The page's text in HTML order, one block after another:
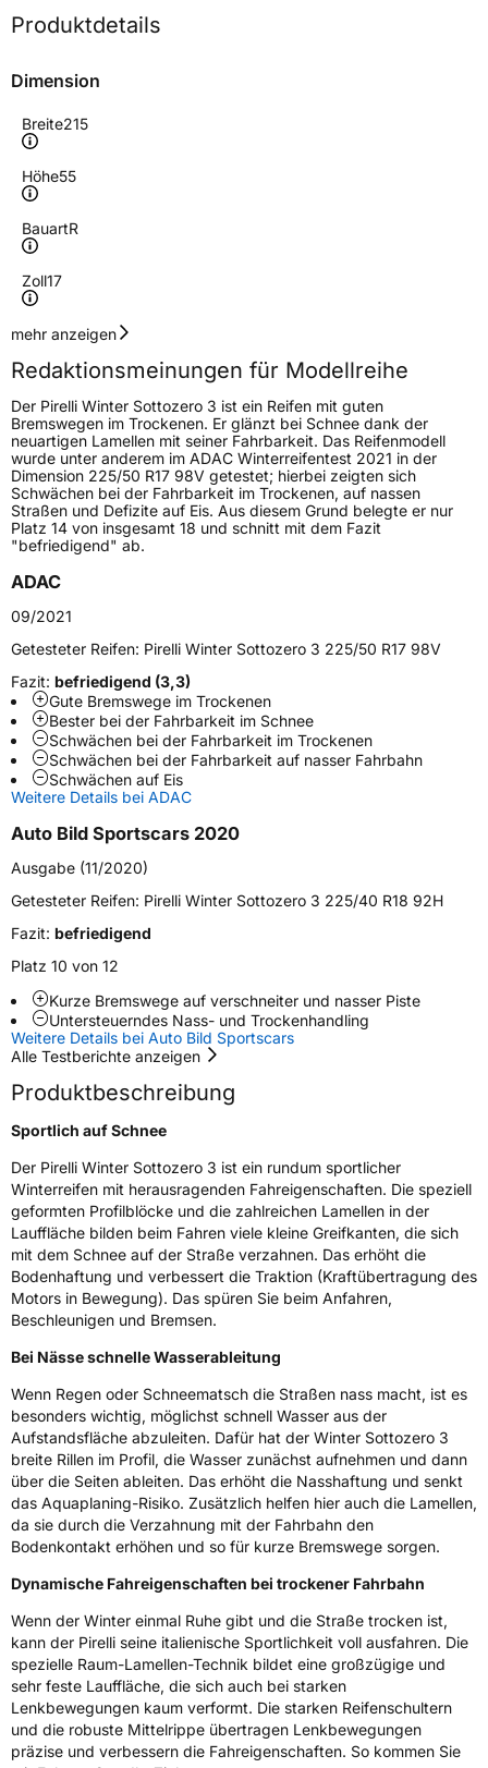
Produktdetails
Dimension
Breite215
Höhe55
BauartR
Zoll17
Geschwindigkeitsindex
Höchstgeschwindigkeit
210 km/h
Lastindex94
Höchstlast670 kg
Gewicht (in kg)11,01 kg
Generelle Merkmale
Fahrzeugtyp
Verwendung
ModellnameWinter Sottozero 3
FahrzeugartPKW & SUV
Weitere Eigenschaften
SchlauchtypTL
Neureifen
M+SJa
Seal Seal
EU Label
EffizienzC
NasshaftungB
Rollgeräusch (dB)72
Fahrzeugklasse C1
3PMSF / Schneeflockensymbol / Alpine-SymbolJa
EPREL ID 594943
Allgemeine Produktsicherheit (GPSR)
HerstellerkontaktPIRELLI TYRE SPA, Viale Piero e Alberto
Pirelli 25 20126 Milano Italien,
www.pirelli.com,
consumer.support@pirelli.com
mehr anzeigen
Redaktionsmeinungen für Modellreihe
Der Pirelli Winter Sottozero 3 ist ein Reifen mit guten
Bremswegen im Trockenen. Er glänzt bei Schnee dank der
neuartigen Lamellen mit seiner Fahrbarkeit. Das Reifenmodell
wurde unter anderem im ADAC Winterreifentest 2021 in der
Dimension 225/50 R17 98V getestet; hierbei zeigten sich
Schwächen bei der Fahrbarkeit im Trockenen, auf nassen
Straßen und Defizite auf Eis. Aus diesem Grund belegte er nur
Platz 14 von insgesamt 18 und schnitt mit dem Fazit
"befriedigend" ab.
ADAC
09/2021
Getesteter Reifen: Pirelli Winter Sottozero 3 225/50 R17 98V
Fazit: befriedigend (3,3)
Gute Bremswege im Trockenen
Bester bei der Fahrbarkeit im Schnee
Schwächen bei der Fahrbarkeit im Trockenen
Schwächen bei der Fahrbarkeit auf nasser Fahrbahn
Schwächen auf Eis
Weitere Details bei ADAC
Auto Bild Sportscars 2020
Ausgabe (11/2020)
Getesteter Reifen: Pirelli Winter Sottozero 3 225/40 R18 92H
Fazit: befriedigend
Platz 10 von 12
Kurze Bremswege auf verschneiter und nasser Piste
Untersteuerndes Nass- und Trockenhandling
Weitere Details bei Auto Bild Sportscars
Alle Testberichte anzeigen
Produktbeschreibung
Sportlich auf Schnee
Der Pirelli Winter Sottozero 3 ist ein rundum sportlicher
Winterreifen mit herausragenden Fahreigenschaften. Die speziell
geformten Profilblöcke und die zahlreichen Lamellen in der
Lauffläche bilden beim Fahren viele kleine Greifkanten, die sich
mit dem Schnee auf der Straße verzahnen. Das erhöht die
Bodenhaftung und verbessert die Traktion (Kraftübertragung des
Motors in Bewegung). Das spüren Sie beim Anfahren,
Beschleunigen und Bremsen.
Bei Nässe schnelle Wasserableitung
Wenn Regen oder Schneematsch die Straßen nass macht, ist es
besonders wichtig, möglichst schnell Wasser aus der
Aufstandsfläche abzuleiten. Dafür hat der Winter Sottozero 3
breite Rillen im Profil, die Wasser zunächst aufnehmen und dann
über die Seiten ableiten. Das erhöht die Nasshaftung und senkt
das Aquaplaning-Risiko. Zusätzlich helfen hier auch die Lamellen,
da sie durch die Verzahnung mit der Fahrbahn den
Bodenkontakt erhöhen und so für kurze Bremswege sorgen.
Dynamische Fahreigenschaften bei trockener Fahrbahn
Wenn der Winter einmal Ruhe gibt und die Straße trocken ist,
kann der Pirelli seine italienische Sportlichkeit voll ausfahren. Die
spezielle Raum-Lamellen-Technik bildet eine großzügige und
sehr feste Lauffläche, die sich auch bei starken
Lenkbewegungen kaum verformt. Die starken Reifenschultern
und die robuste Mittelrippe übertragen Lenkbewegungen
präzise und verbessern die Fahreigenschaften. So kommen Sie